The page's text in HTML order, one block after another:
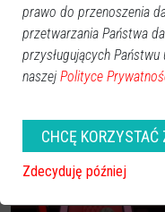
Maja Walentynowicz i jej
fenomenalny występ!
[WIDEO]
prawo do przenoszenia
przetwarzania Państwa
przysługujących
naszej Polityce
CHCĘ
Zdecyduję później